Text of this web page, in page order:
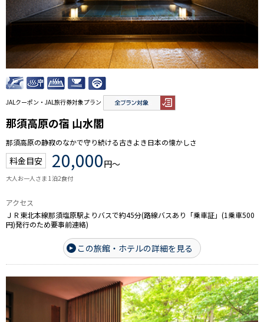
JALクーポン・JAL旅行券対象プラン
那須高原の宿 山水閣
那須高原の静寂のなかで守り続ける古きよき日本の懐かしさ
料金目安 20,000円～
大人お一人さま 1泊2食付
アクセス
ＪＲ東北本線那須塩原駅よりバスで約45分(路線バスあり「乗車証」(1乗車500
円)発行のため要事前連絡)
この旅館・ホテルの詳細を見る